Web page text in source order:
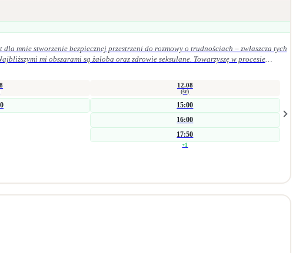
mnie stworzenie bezpiecznej przestrzeni do rozmowy o trudnościach – zwłaszcza tych
mi obszarami są żałoba oraz zdrowie seksulane. Towarzyszę w procesie
procesach wspierających zmianę. Jestem psycholożką i seksuolożką z
12.08
(śr)
15:00
16:00
17:50
+1